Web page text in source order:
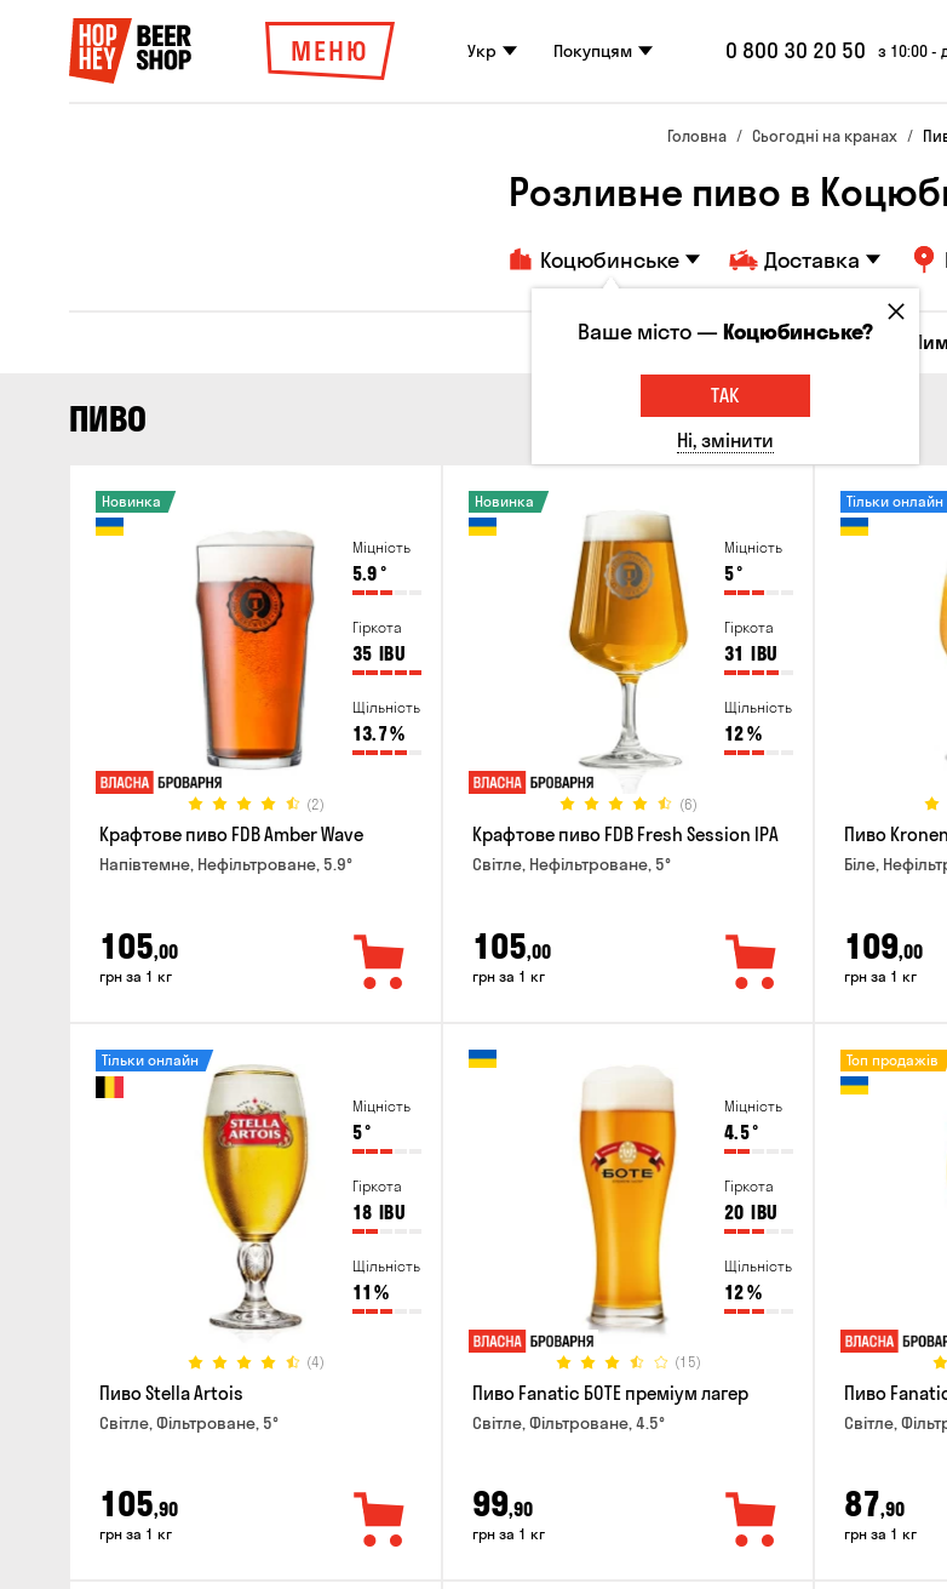
МЕНЮ Укр Покупцям 0 800 30 20 50 з 10:00 -
Головна Сьогодні на кранах
Розливне пиво в
Коцюбинське Доставка
Всі товари Пиво Сидр Вино
ПИВО
Міцність
5.9°
Гіркота
35 IBU
Щільність
13.7%
(2)
Новинка
Крафтове пиво FDB Amber Wave
Напівтемне, Нефільтроване, 5.9°
105,00
грн за 1 кг
Міцність
5°
Гіркота
31 IBU
Щільність
12%
(6)
Новинка
Крафтове пиво FDB Fresh Session IPA
Світле, Нефільтроване, 5°
105,00
грн за 1 кг
Тільки онлайн
Пиво
Біле,
109,00
грн за 1 кг
Міцність
5°
Гіркота
18 IBU
Щільність
11 %
(4)
Тільки онлайн
Пиво Stella Artois
Світле, Фільтроване, 5°
105,90
грн за 1 кг
Міцність
4.5°
Гіркота
20 IBU
Щільність
12%
(15)
Пиво Fanatic БОТЕ преміум лагер
Світле, Фільтроване, 4.5°
99,90
грн за 1 кг
Топ продажів
Пиво
Світле,
87,90
грн за 1 кг
Ваше місто —Коцюбинське?
ТАК
Ні, змінити